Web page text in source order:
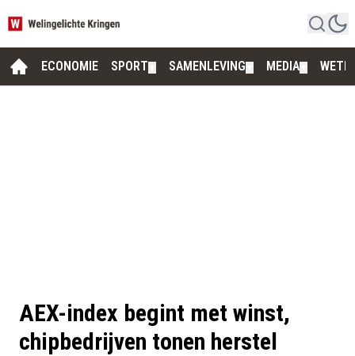
ECONOMIE SPORT SAMENLEVING MEDIA
AEX-index begint met winst,
chipbedrijven tonen herstel